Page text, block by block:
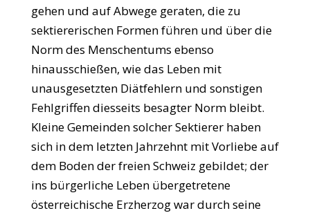
gehen und auf Abwege geraten, die zu
sektiererischen Formen führen und über die
Norm des Menschentums ebenso
hinausschießen, wie das Leben mit
unausgesetzten Diätfehlern und sonstigen
Fehlgriffen diesseits besagter Norm bleibt.
Kleine Gemeinden solcher Sektierer haben
sich in dem letzten Jahrzehnt mit Vorliebe auf
dem Boden der freien Schweiz gebildet; der
ins bürgerliche Leben übergetretene
österreichische Erzherzog war durch seine